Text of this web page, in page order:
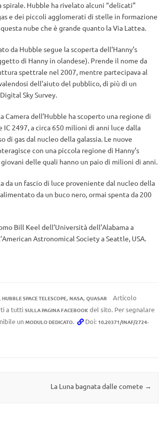
spirale. Hubble ha rivelato alcuni “delicati”
e dei piccoli agglomerati di stelle in formazione
nube che è grande quanto la Via Lattea.
da Hubble segue la scoperta dell’Hanny’s
di Hanny in olandese). Prende il nome da
spettrale nel 2007, mentre partecipava al
dell’aiuto del pubblico, di più di un
Sky Survey.
Camera dell’Hubble ha scoperto una regione di
2497, a circa 650 milioni di anni luce dalla
di gas dal nucleo della galassia. Le nuove
con una piccola regione di Hanny’s
delle quali hanno un paio di milioni di anni.
da un fascio di luce proveniente dal nucleo della
da un buco nero, ormai spenta da 200
Bill Keel dell’Università dell’Alabama a
Astronomical Society a Seattle, USA.
HUBBLE SPACE TELESCOPE, NASA, QUASAR
Articolo
a tuttiSULLA PAGINA FACEBOOKdel sito. Per segnalare
un MODULO DEDICATO. Doi: 10.20371/INAF/2724-
La Luna bagnata dalle comete →